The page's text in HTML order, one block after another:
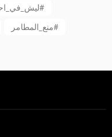
ليش_في_احلى_من_خرا_لبنان#
منع_المطامر#